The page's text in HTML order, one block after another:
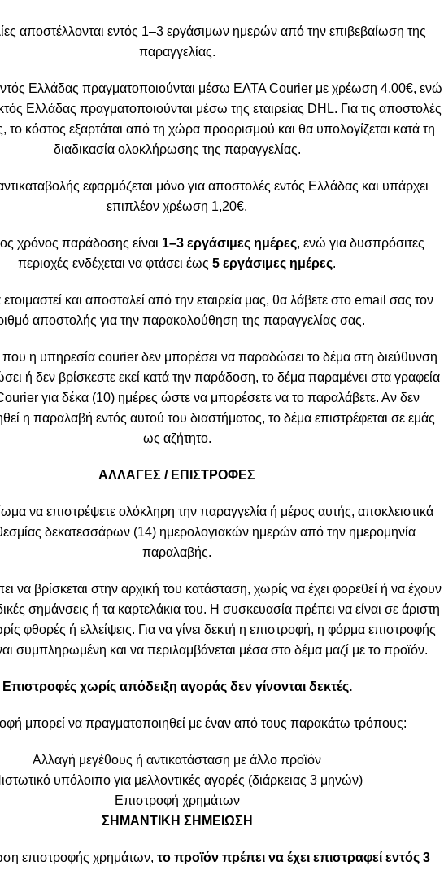
αποστέλλονται εντός 1–3 εργάσιμων ημερών από την επιβεβαίωση της
παραγγελίας.
Ελλάδας πραγματοποιούνται μέσω ΕΛΤΑ Courier με χρέωση 4,00€, ενώ
Ελλάδας πραγματοποιούνται μέσω της εταιρείας DHL. Για τις αποστολές
το κόστος εξαρτάται από τη χώρα προορισμού και θα υπολογίζεται κατά τη
διαδικασία ολοκλήρωσης της παραγγελίας.
εφαρμόζεται μόνο για αποστολές εντός Ελλάδας και υπάρχει
επιπλέον χρέωση 1,20€.
χρόνος παράδοσης είναι 1–3 εργάσιμες ημέρες, ενώ για δυσπρόσιτες
περιοχές ενδέχεται να φτάσει έως 5 εργάσιμες ημέρες.
και αποσταλεί από την εταιρεία μας, θα λάβετε στο email σας τον
αποστολής για την παρακολούθηση της παραγγελίας σας.
η υπηρεσία courier δεν μπορέσει να παραδώσει το δέμα στη διεύθυνση
ή δεν βρίσκεστε εκεί κατά την παράδοση, το δέμα παραμένει στα γραφεία
για δέκα (10) ημέρες ώστε να μπορέσετε να το παραλάβετε. Αν δεν
η παραλαβή εντός αυτού του διαστήματος, το δέμα επιστρέφεται σε εμάς
ως αζήτητο.
ΑΛΛΑΓΕΣ / ΕΠΙΣΤΡΟΦΕΣ
να επιστρέψετε ολόκληρη την παραγγελία ή μέρος αυτής, αποκλειστικά
δεκατεσσάρων (14) ημερολογιακών ημερών από την ημερομηνία
παραλαβής.
να βρίσκεται στην αρχική του κατάσταση, χωρίς να έχει φορεθεί ή να έχουν
σημάνσεις ή τα καρτελάκια του. Η συσκευασία πρέπει να είναι σε άριστη
φθορές ή ελλείψεις. Για να γίνει δεκτή η επιστροφή, η φόρμα επιστροφής
συμπληρωμένη και να περιλαμβάνεται μέσα στο δέμα μαζί με το προϊόν.
Επιστροφές χωρίς απόδειξη αγοράς δεν γίνονται δεκτές.
μπορεί να πραγματοποιηθεί με έναν από τους παρακάτω τρόπους:
Αλλαγή μεγέθους ή αντικατάσταση με άλλο προϊόν
υπόλοιπο για μελλοντικές αγορές (διάρκειας 3 μηνών)
Επιστροφή χρημάτων
ΣΗΜΑΝΤΙΚΗ ΣΗΜΕΙΩΣΗ
επιστροφής χρημάτων, το προϊόν πρέπει να έχει επιστραφεί εντός 3